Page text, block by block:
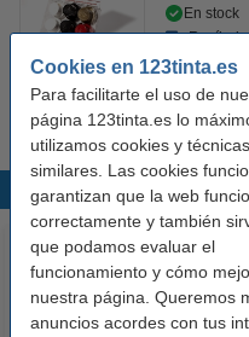
Cookies en 123tinta.es
Para facilitarte el uso de
página 123tinta.es lo
utilizamos cookies y técnicas
similares. Las cookies
garantizan que la web
correctamente y también
que podamos evaluar el
funcionamiento y cómo
nuestra página. Queremos
anuncios acordes con tus
En stock
3,50 €